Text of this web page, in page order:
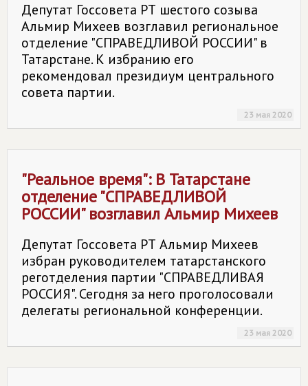
Депутат Госсовета РТ шестого созыва
Альмир Михеев возглавил региональное
отделение "СПРАВЕДЛИВОЙ РОССИИ" в
Татарстане. К избранию его
рекомендовал президиум центрального
совета партии.
23 мая 2020
"Реальное время": В Татарстане
отделение "СПРАВЕДЛИВОЙ
РОССИИ" возглавил Альмир Михеев
Депутат Госсовета РТ Альмир Михеев
избран руководителем татарстанского
реготделения партии "СПРАВЕДЛИВАЯ
РОССИЯ". Сегодня за него проголосовали
делегаты региональной конференции.
23 мая 2020